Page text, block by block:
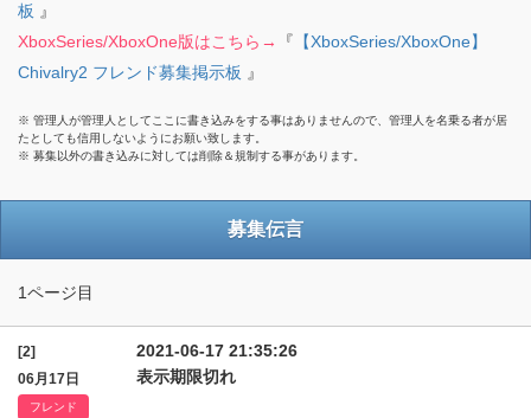
板 』
XboxSeries/XboxOne版はこちら→
『 【XboxSeries/XboxOne】
Chivalry2 フレンド募集掲示板 』
※ 管理人が管理人としてここに書き込みをする事はありませんので、管理人を名乗る者が居
たとしても信用しないようにお願い致します。
※ 募集以外の書き込みに対しては削除＆規制する事があります。
募集伝言
1ページ目
[2]
06月17日
フレンド
2021-06-17 21:35:26
表示期限切れ